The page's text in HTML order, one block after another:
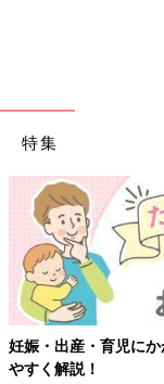
特集
妊娠・出産・育児に
やすく解説！